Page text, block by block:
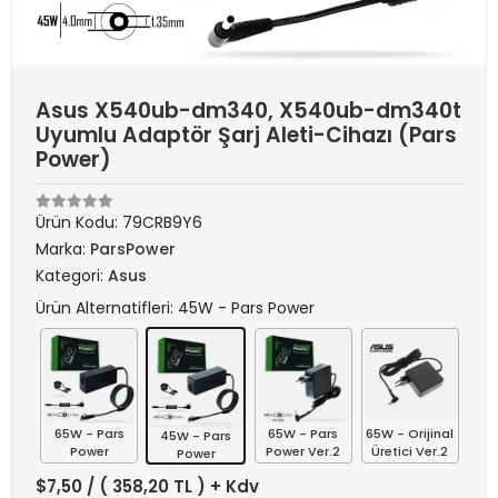
Asus X540ub-dm340, X540ub-dm340t
Uyumlu Adaptör Şarj Aleti-Cihazı (Pars
Power)
Ürün Kodu: 79CRB9Y6
Marka: ParsPower
Kategori: Asus
Ürün Alternatifleri: 45W - Pars Power
65W - Pars
Power
45W - Pars
Power
65W - Pars
Power Ver.2
65W - Orijinal
Üretici Ver.2
$7,50 / ( 358,20 TL ) + Kdv